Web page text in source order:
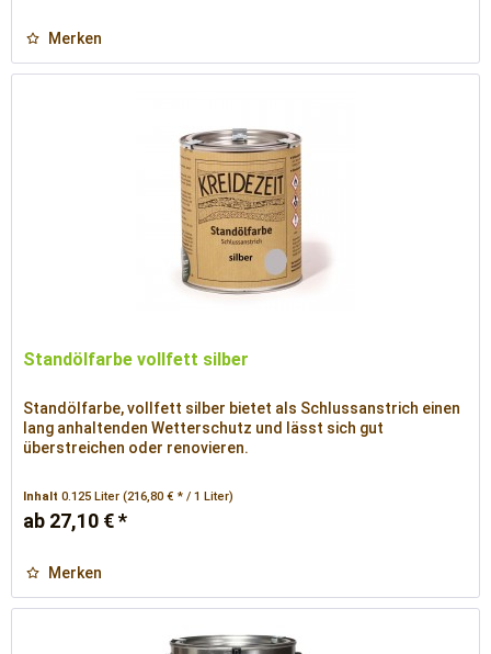
Merken
Standölfarbe vollfett silber
Standölfarbe, vollfett silber bietet als Schlussanstrich einen
lang anhaltenden Wetterschutz und lässt sich gut
überstreichen oder renovieren.
Inhalt0.125 Liter(216,80 € * / 1 Liter)
ab 27,10 € *
Merken